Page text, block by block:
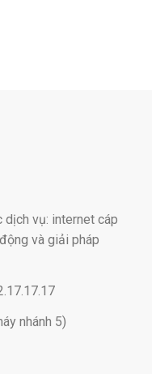
dịch vụ: internet cáp
và giải pháp
nhánh 5)